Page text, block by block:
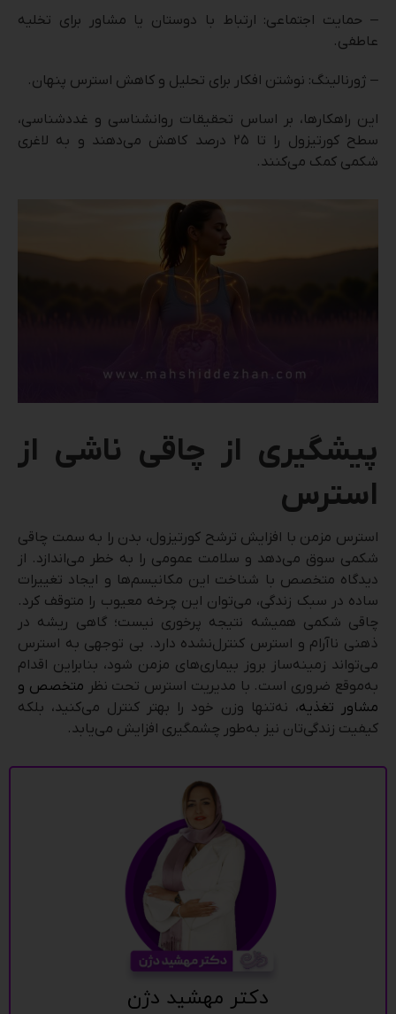
– حمایت اجتماعی: ارتباط با دوستان یا مشاور برای تخلیه
عاطفی.
– ژورنالینگ: نوشتن افکار برای تحلیل و کاهش استرس پنهان.
این راهکارها، بر اساس تحقیقات روانشناسی و غددشناسی،
سطح کورتیزول را تا ۲۵ درصد کاهش می‌دهند و به لاغری
شکمی کمک می‌کنند.
پیشگیری از چاقی ناشی از
استرس
استرس مزمن با افزایش ترشح کورتیزول، بدن را به سمت چاقی
شکمی سوق می‌دهد و سلامت عمومی را به خطر می‌اندازد. از
دیدگاه متخصص با شناخت این مکانیسم‌ها و ایجاد تغییرات
ساده در سبک زندگی، می‌توان این چرخه معیوب را متوقف کرد.
چاقی شکمی همیشه نتیجه پرخوری نیست؛ گاهی ریشه در
ذهنی ناآرام و استرس کنترل‌نشده دارد. بی توجهی به استرس
می‌تواند زمینه‌ساز بروز بیماری‌های مزمن شود، بنابراین اقدام
به‌موقع ضروری است. با مدیریت استرس تحت نظر متخصص و
مشاور تغذیه، نه‌تنها وزن خود را بهتر کنترل می‌کنید، بلکه
کیفیت زندگی‌تان نیز به‌طور چشمگیری افزایش می‌یابد.
دکتر مهشید دژن